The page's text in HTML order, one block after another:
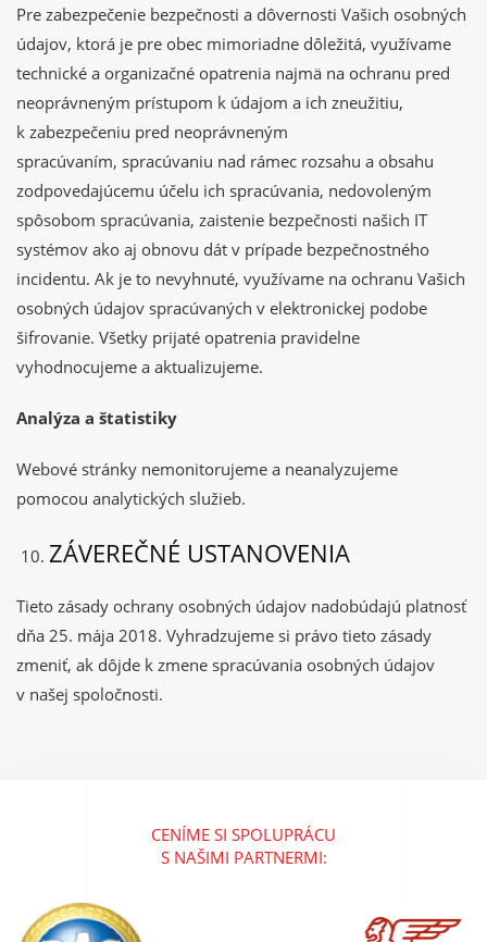
Pre zabezpečenie bezpečnosti a dôvernosti Vašich osobných
údajov, ktorá je pre obec mimoriadne dôležitá, využívame
technické a organizačné opatrenia najmä na ochranu pred
neoprávneným prístupom k údajom a ich zneužitiu,
k zabezpečeniu pred neoprávneným
spracúvaním, spracúvaniu nad rámec rozsahu a obsahu
zodpovedajúcemu účelu ich spracúvania, nedovoleným
spôsobom spracúvania, zaistenie bezpečnosti našich IT
systémov ako aj obnovu dát v prípade bezpečnostného
incidentu. Ak je to nevyhnuté, využívame na ochranu Vašich
osobných údajov spracúvaných v elektronickej podobe
šifrovanie. Všetky prijaté opatrenia pravidelne
vyhodnocujeme a aktualizujeme.
Analýza a štatistiky
Webové stránky nemonitorujeme a neanalyzujeme
pomocou analytických služieb.
ZÁVEREČNÉ USTANOVENIA
Tieto zásady ochrany osobných údajov nadobúdajú platnosť
dňa 25. mája 2018. Vyhradzujeme si právo tieto zásady
zmeniť, ak dôjde k zmene spracúvania osobných údajov
v našej spoločnosti.
CENÍME SI SPOLUPRÁCU
S NAŠIMI PARTNERMI: